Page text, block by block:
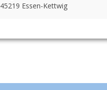
45219 Essen-Kettwig